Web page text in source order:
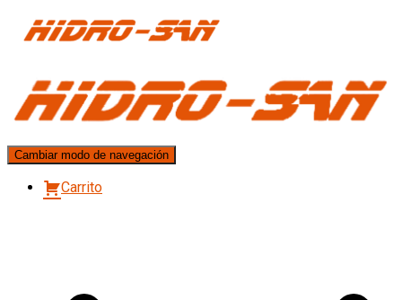
Cambiar modo de navegación
Carrito